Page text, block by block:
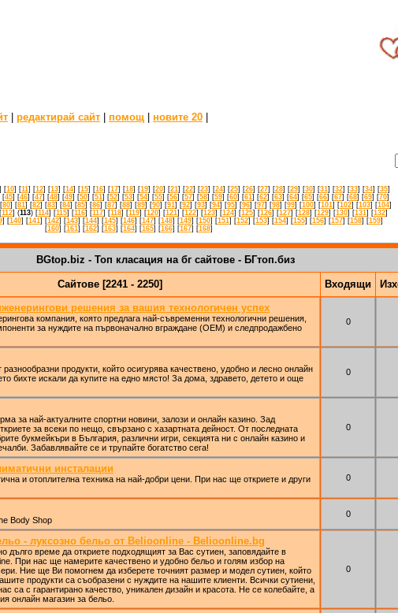
редактирай сайт помощ новите 20
[10] [11] [12] [13] [14] [15] [16] [17] [18] [19] [20] [21] [22] [23] [24] [25] [26] [27] [28] [29] [30] [31] [32] [33] [34] [35]
[45] [46] [47] [48] [49] [50] [51] [52] [53] [54] [55] [56] [57] [58] [59] [60] [61] [62] [63] [64] [65] [66] [67] [68] [69] [70]
80] [81] [82] [83] [84] [85] [86] [87] [88] [89] [90] [91] [92] [93] [94] [95] [96] [97] [98] [99] [100] [101] [102] [103] [104]
112] (113) [114] [115] [116] [117] [118] [119] [120] [121] [122] [123] [124] [125] [126] [127] [128] [129] [130] [131] [132]
] [140] [141] [142] [143] [144] [145] [146] [147] [148] [149] [150] [151] [152] [153] [154] [155] [156] [157] [158] [159]
[160] [161] [162] [163] [164] [165] [166] [167] [168]
BGtop.biz - Топ класация на бг сайтове - БГтоп.биз
Сайтове [2241 - 2250] Входящи
решения за вашия технологичен успех
компания, която предлага най-съвременни технологични решения,
за нуждите на първоначално вграждане (OEM) и следпродажбено
0
разнообразни продукти, който осигурява качествено, удобно и лесно онлайн
бихте искали да купите на едно място! За дома, здравето, детето и още
0
за най-актуалните спортни новини, залози и онлайн казино. Зад
за всеки по нещо, свързано с хазартната дейност. От последната
букмейкъри в България, различни игри, секцията ни с онлайн казино и
Забавлявайте се и трупайте богатство сега!
0
инсталации
и отоплителна техника на най-добри цени. При нас ще откриете и други
0
Body Shop
0
- луксозно бельо от Belioonline - Belioonline.bg
дълго време да откриете подходящият за Вас сутиен, заповядайте в
При нас ще намерите качествено и удобно бельо и голям избор на
Ние ще Ви помогнем да изберете точният размер и модел сутиен, който
продукти са съобразени с нуждите на нашите клиенти. Всички сутиени,
са с гарантирано качество, уникален дизайн и красота. Не се колебайте, а
онлайн магазин за бельо.
0